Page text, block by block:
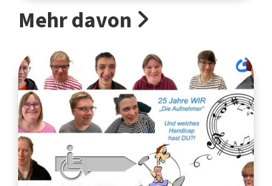
Mehr davon